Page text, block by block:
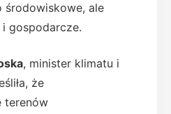
środowiskowe, ale
i gospodarcze.
, minister klimatu i
że
terenów